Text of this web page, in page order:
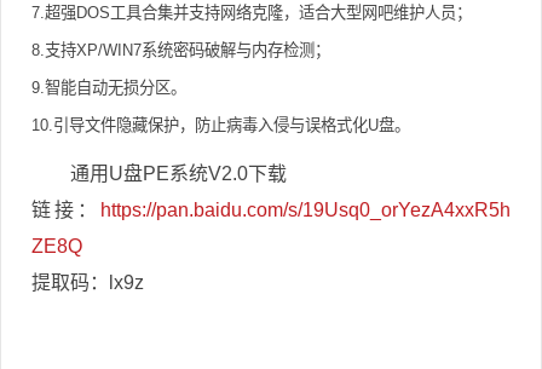
7.超强DOS工具合集并支持网络克隆，适合大型网吧维护人员；
8.支持XP/WIN7系统密码破解与内存检测；
9.智能自动无损分区。
10.引导文件隐藏保护，防止病毒入侵与误格式化U盘。
通用U盘PE系统V2.0下载
链接：
https://pan.baidu.com/s/19Usq0_orYezA4xxR5h
ZE8Q
提取码：lx9z